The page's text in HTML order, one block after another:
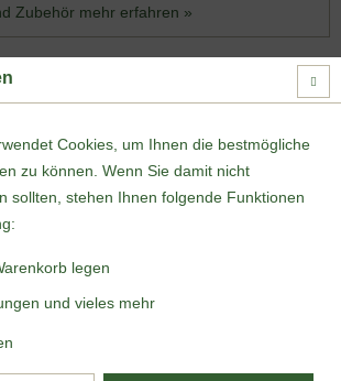
Zubehör mehr erfahren »
Copal
Cookies, um Ihnen die bestmögliche
zu können. Wenn Sie damit nicht
sollten, stehen Ihnen folgende Funktionen
legen
und vieles mehr